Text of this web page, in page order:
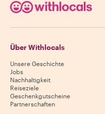
Über Withlocals
Unsere Geschichte
Jobs
Nachhaltigkeit
Reiseziele
Geschenkgutscheine
Partnerschaften